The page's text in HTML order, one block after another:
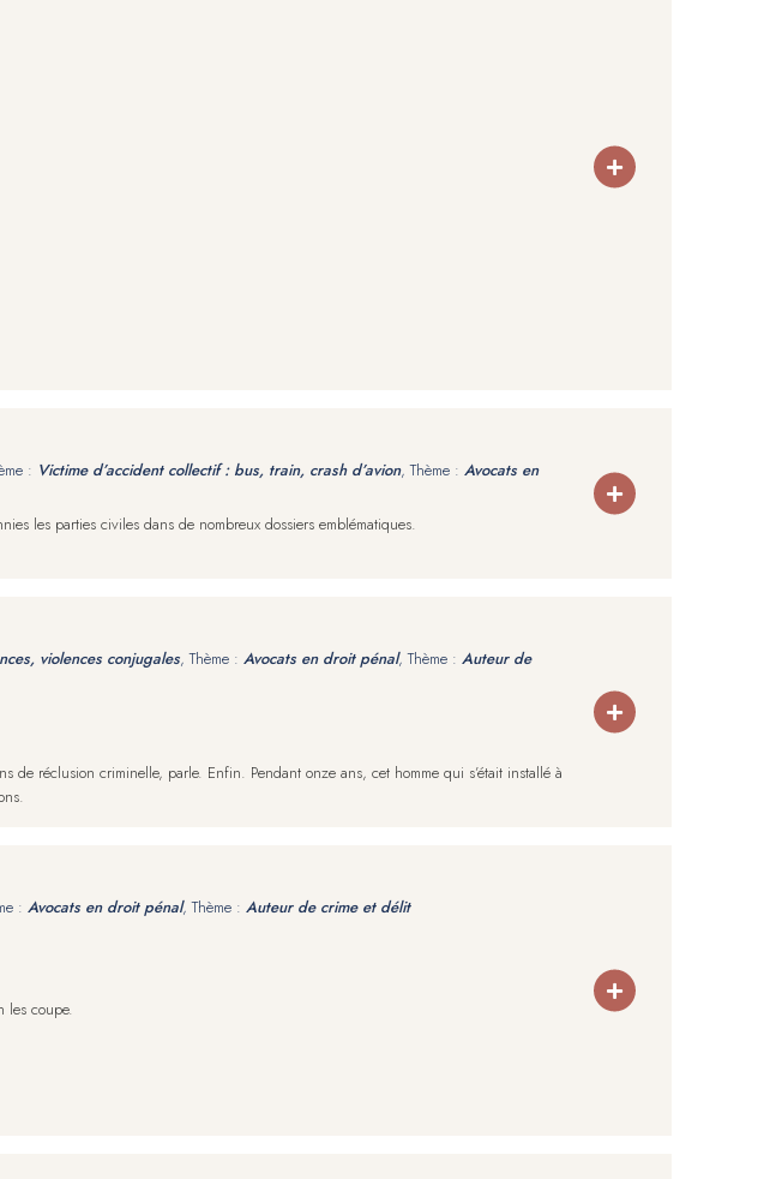
: Victime d’accident collectif : bus, train, crash d’avion, Thème : Avocats en
les parties civiles dans de nombreux dossiers emblématiques.
violences conjugales, Thème : Avocats en droit pénal, Thème : Auteur de
réclusion criminelle, parle. Enfin. Pendant onze ans, cet homme qui s’était installé à
: Avocats en droit pénal, Thème : Auteur de crime et délit
les coupe.